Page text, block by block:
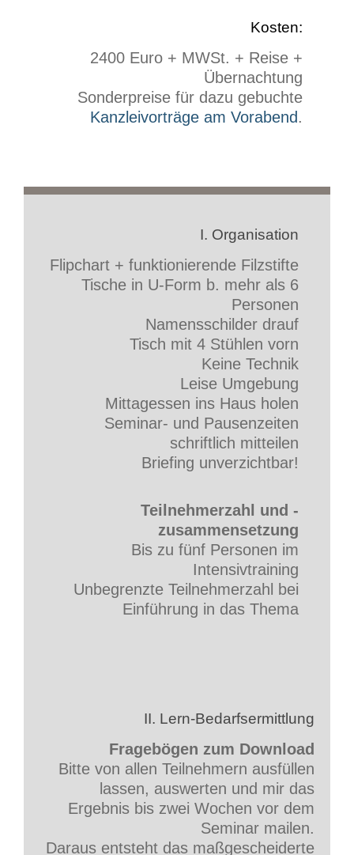
Kosten:
2400 Euro + MWSt. + Reise +
Übernachtung
Sonderpreise für dazu gebuchte
Kanzleivorträge am Vorabend.
I. Organisation
Flipchart + funktionierende Filzstifte
Tische in U-Form b. mehr als 6
Personen
Namensschilder drauf
Tisch mit 4 Stühlen vorn
Keine Technik
Leise Umgebung
Mittagessen ins Haus holen
Seminar- und Pausenzeiten
schriftlich mitteilen
Briefing unverzichtbar!
Teilnehmerzahl und -
zusammensetzung
Bis zu fünf Personen im
Intensivtraining
Unbegrenzte Teilnehmerzahl bei
Einführung in das Thema
II. Lern-Bedarfsermittlung
Fragebögen zum Download
Bitte von allen Teilnehmern ausfüllen
lassen, auswerten und mir das
Ergebnis bis zwei Wochen vor dem
Seminar mailen.
Daraus entsteht das maßgescheiderte